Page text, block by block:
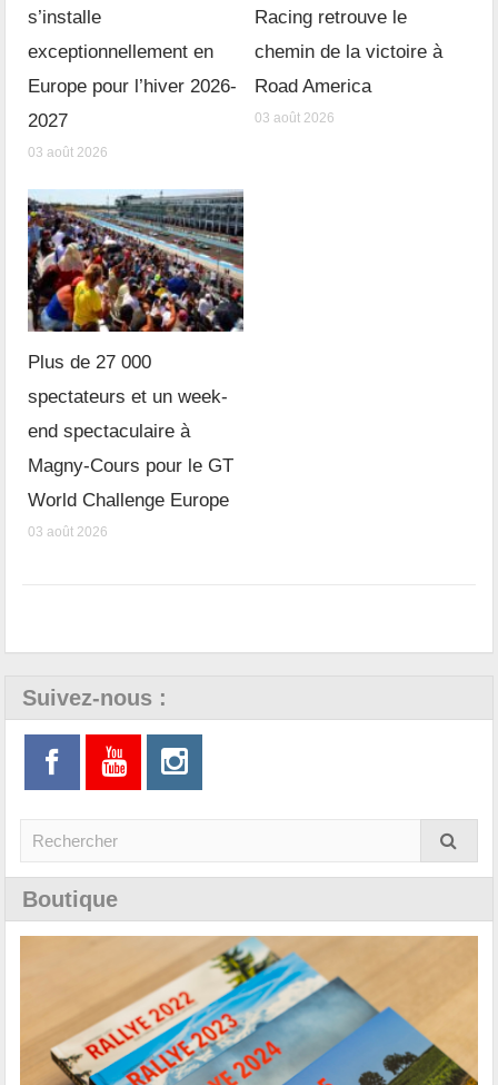
s’installe
exceptionnellement en
Europe pour l’hiver 2026-
2027
03 août 2026
Racing retrouve le
chemin de la victoire à
Road America
03 août 2026
Plus de 27 000
spectateurs et un week-
end spectaculaire à
Magny-Cours pour le GT
World Challenge Europe
03 août 2026
Suivez-nous :
Boutique